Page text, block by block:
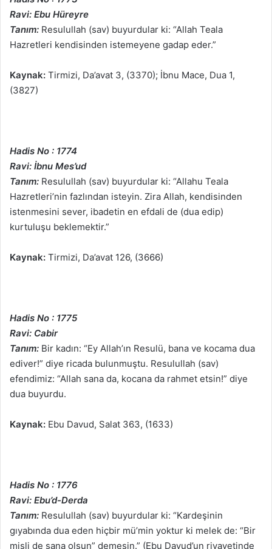
Ravi: Ebu Hüreyre
Tanım: Resulullah (sav) buyurdular ki: “Allah Teala
Hazretleri kendisinden istemeyene gadap eder.”
Kaynak: Tirmizi, Da’avat 3, (3370); İbnu Mace, Dua 1,
(3827)
Hadis No : 1774
Ravi: İbnu Mes’ud
Tanım: Resulullah (sav) buyurdular ki: “Allahu Teala
Hazretleri’nin fazlından isteyin. Zira Allah, kendisinden
istenmesini sever, ibadetin en efdali de (dua edip)
kurtuluşu beklemektir.”
Kaynak: Tirmizi, Da’avat 126, (3666)
Hadis No : 1775
Ravi: Cabir
Tanım: Bir kadın: “Ey Allah’ın Resulü, bana ve kocama dua
ediver!” diye ricada bulunmuştu. Resulullah (sav)
efendimiz: “Allah sana da, kocana da rahmet etsin!” diye
dua buyurdu.
Kaynak: Ebu Davud, Salat 363, (1633)
Hadis No : 1776
Ravi: Ebu’d-Derda
Tanım: Resulullah (sav) buyurdular ki: “Kardeşinin
gıyabında dua eden hiçbir mü’min yoktur ki melek de: “Bir
misli de sana olsun” demesin.” (Ebu Davud’un rivayetinde